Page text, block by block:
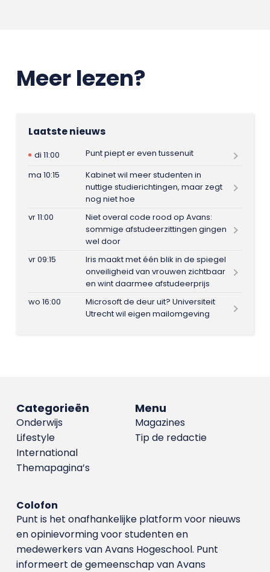
Meer lezen?
Laatste nieuws
di 11:00
Punt piept er even tussenuit
ma 10:15
Kabinet wil meer studenten in
nuttige studierichtingen, maar zegt
nog niet hoe
vr 11:00
Niet overal code rood op Avans:
sommige afstudeerzittingen gingen
wel door
vr 09:15
Iris maakt met één blik in de spiegel
onveiligheid van vrouwen zichtbaar
en wint daarmee afstudeerprijs
wo 16:00
Microsoft de deur uit? Universiteit
Utrecht wil eigen mailomgeving
Menu
Magazines
Tip de redactie
Categorieën
Onderwijs
Lifestyle
International
Themapagina’s
Colofon
Punt is het onafhankelijke platform voor nieuws
en opinievorming voor studenten en
medewerkers van Avans Hoge­school. Punt
informeert de gemeenschap van Avans